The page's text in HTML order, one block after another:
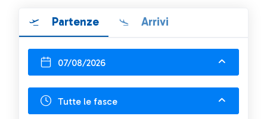
Partenze Arrivi
07/08/2026
Tutte le fasce